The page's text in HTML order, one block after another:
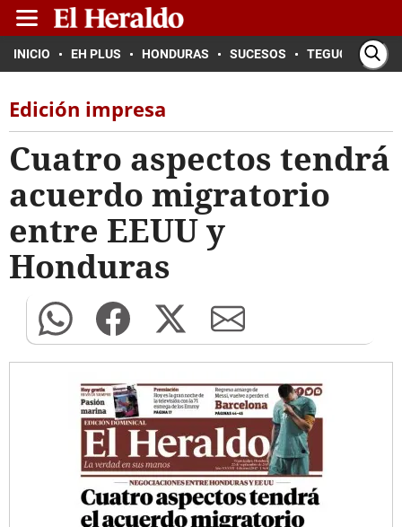
INICIO EH PLUS HONDURAS SUCESOS TEGUCIGALPA
Edición impresa
Cuatro aspectos tendrá
acuerdo migratorio
entre EEUU y
Honduras